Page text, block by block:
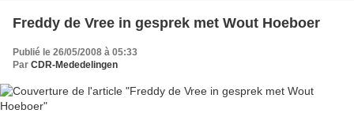
Freddy de Vree in gesprek met Wout Hoeboer
Publié le 26/05/2008 à 05:33
Par CDR-Mededelingen